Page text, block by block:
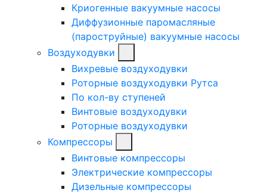
Криогенные вакуумные насосы
Диффузионные паромасляные
(пароструйные) вакуумные насосы
Воздуходувки
Вихревые воздуходувки
Роторные воздуходувки Рутса
По кол-ву ступеней
Винтовые воздуходувки
Роторные воздуходувки
Компрессоры
Винтовые компрессоры
Электрические компрессоры
Дизельные компрессоры